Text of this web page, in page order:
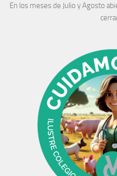
En los meses de Julio y Agosto